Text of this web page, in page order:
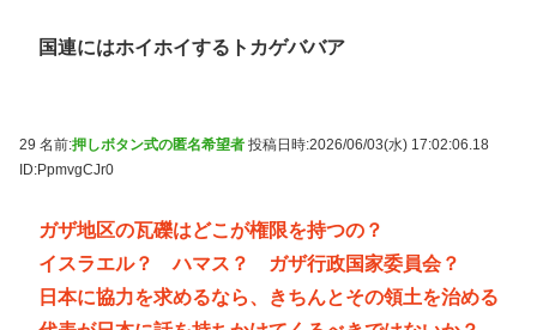
国連にはホイホイするトカゲババア
29 名前:押しボタン式の匿名希望者 投稿日時:2026/06/03(水) 17:02:06.18
ID:PpmvgCJr0
ガザ地区の瓦礫はどこが権限を持つの？
イスラエル？ ハマス？ ガザ行政国家委員会？
日本に協力を求めるなら、きちんとその領土を治める